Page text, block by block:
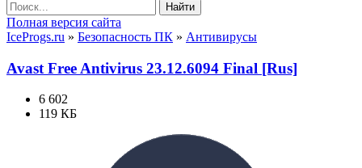
Найти
Полная версия сайта
IceProgs.ru » Безопасность ПК » Антивирусы
Avast Free Antivirus 23.12.6094 Final [Rus]
6 602
119 КБ